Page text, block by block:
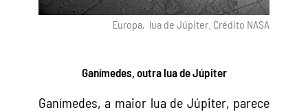
Europa, lua de Júpiter. Crédito NASA
Ganímedes, outra lua de Júpiter
Ganímedes, a maior lua de Júpiter, parece